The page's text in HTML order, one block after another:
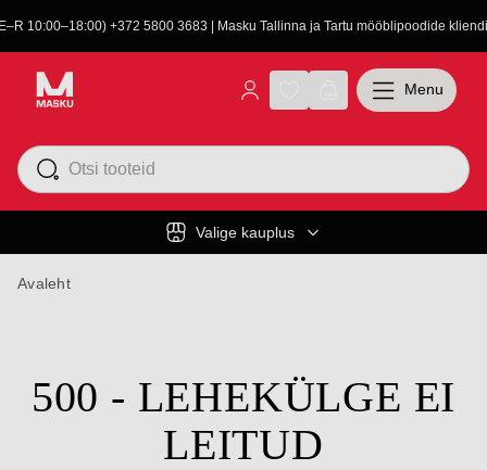
10:00–18:00) +372 5800 3683 | Masku Tallinna ja Tartu mööblipoodide
Valige kauplus
Menu
Avaleht
500 - LEHEKÜLGE EI
LEITUD